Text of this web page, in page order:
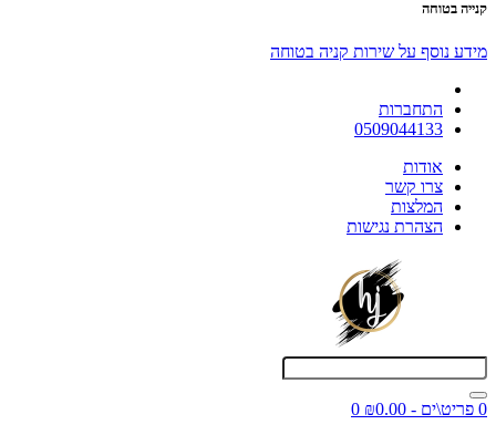
קנייה בטוחה
מידע נוסף על שירות קניה בטוחה
התחברות
0509044133
אודות
צרו קשר
המלצות
הצהרת נגישות
0 פריט\ים - ₪0.00
0